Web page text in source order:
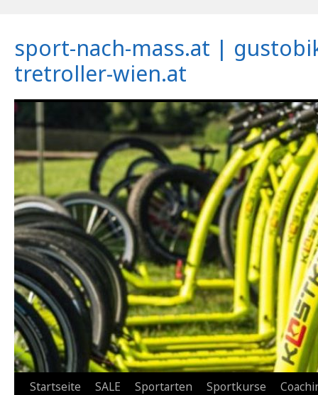
sport-nach-mass.at |
tretroller-wien.at
Zum
Startseite SALE Sportarten Sportkurse